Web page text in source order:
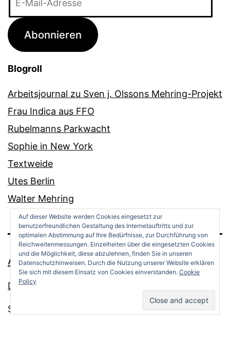
Adresse
Abonnieren
Blogroll
Arbeitsjournal zu Sven j. Olssons Mehring-Projekt
Frau Indica aus FFO
Rubelmanns Parkwacht
Sophie in New York
Textweide
Utes Berlin
Walter Mehring
ANDREAS OPPERMANN
Datenschutz
Stolz präsentiert von WordPress.
Auf dieser Website werden Cookies eingesetzt zur
benutzerfreundlichen Gestaltung des Internetauftritts und zur
optimalen Abstimmung auf Ihre Bedürfnisse, zur Durchführung von
Reichweitenmessungen. Einzelheiten über die eingesetzten Cookies
und die Möglichkeit, diese abzulehnen, finden Sie in unseren
Datenschutzhinweisen. Durch die Nutzung unserer Website erklären
Sie sich mit diesem Einsatz von Cookies einverstanden. Cookie
Policy